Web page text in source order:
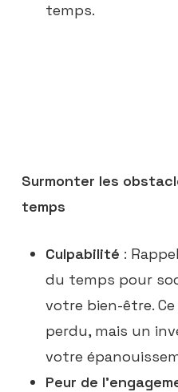
temps.
Surmonter les
temps
Culpabilité :
du temps pour
votre bien-être.
perdu, mais un
votre
Peur de